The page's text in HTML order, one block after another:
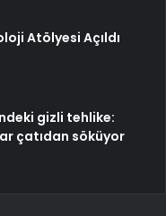
Atölyesi Açıldı
gizli tehlike:
çatıdan söküyor